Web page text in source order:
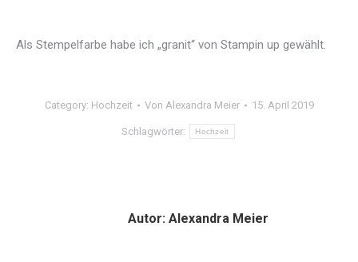
Als Stempelfarbe habe ich „granit“ von Stampin up gewählt.
Category: Hochzeit Von Alexandra Meier 15. April 2019
Schlagwörter: Hochzeit
Autor: Alexandra Meier